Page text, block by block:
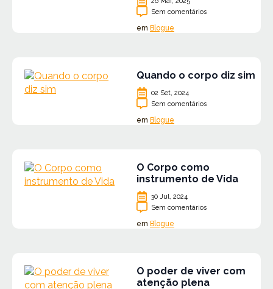
Sem comentários
em Blogue
Quando o corpo diz sim
02 Set, 2024
Sem comentários
em Blogue
O Corpo como
instrumento de Vida
30 Jul, 2024
Sem comentários
em Blogue
O poder de viver com
atenção plena